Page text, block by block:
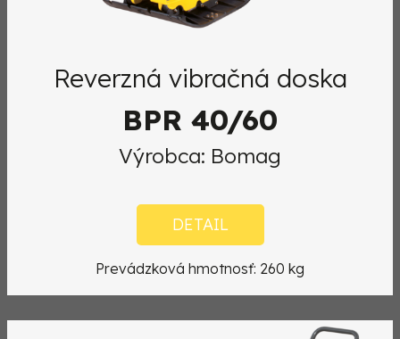
Reverzná vibračná doska
BPR 40/60
Výrobca: Bomag
DETAIL
Prevádzková hmotnosť: 260 kg